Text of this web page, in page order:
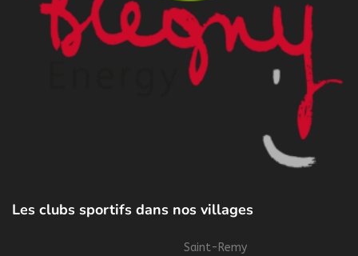
Les clubs sportifs dans nos villages
Saint-Remy